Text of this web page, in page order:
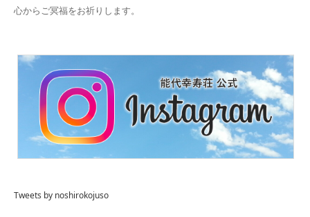
心からご冥福をお祈りします。
Tweets by noshirokojuso